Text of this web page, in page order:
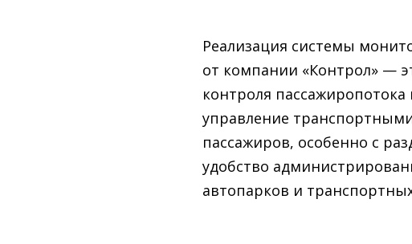
Реализация системы
от компании «Контрол» —
контроля
управление
пассажиров, особенно с
удобство
автопарков и